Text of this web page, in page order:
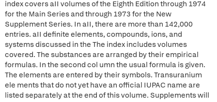
index covers aII volumes of the Eighth Edition through 1974
for the Main Series and through 1973 for the New
Supplement Series. In aII, there are more than 142,000
entries. aII definite elements, compounds, ions, and
systems discussed in the The index includes volumes
covered. The substances are arranged by their empirical
formulas. In the second col umn the usual formula is given.
The elements are entered by their symbols. Transuranium
ele ments that do not yet have an official IUPAC name are
listed separately at the end of this volume. Supplements will